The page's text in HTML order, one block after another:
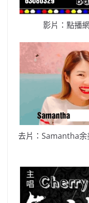
影片：點播
去片：Samantha